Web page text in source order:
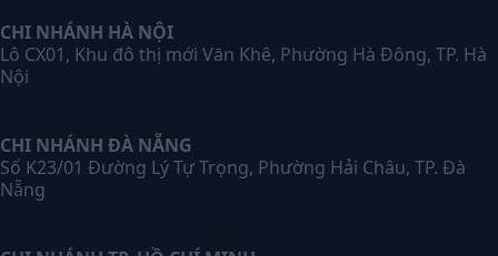
CHI NHÁNH HÀ NỘI
Lô CX01, Khu đô thị mới Văn Khê, Phường Hà Đông, TP. Hà
Nội
CHI NHÁNH ĐÀ NẴNG
Số K23/01 Đường Lý Tự Trọng, Phường Hải Châu, TP. Đà
Nẵng